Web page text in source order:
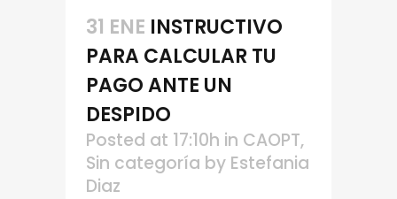
31 ENE INSTRUCTIVO
PARA CALCULAR TU
PAGO ANTE UN
DESPIDO
Posted at 17:10h in CAOPT,
Sin categoría by Estefania
Diaz